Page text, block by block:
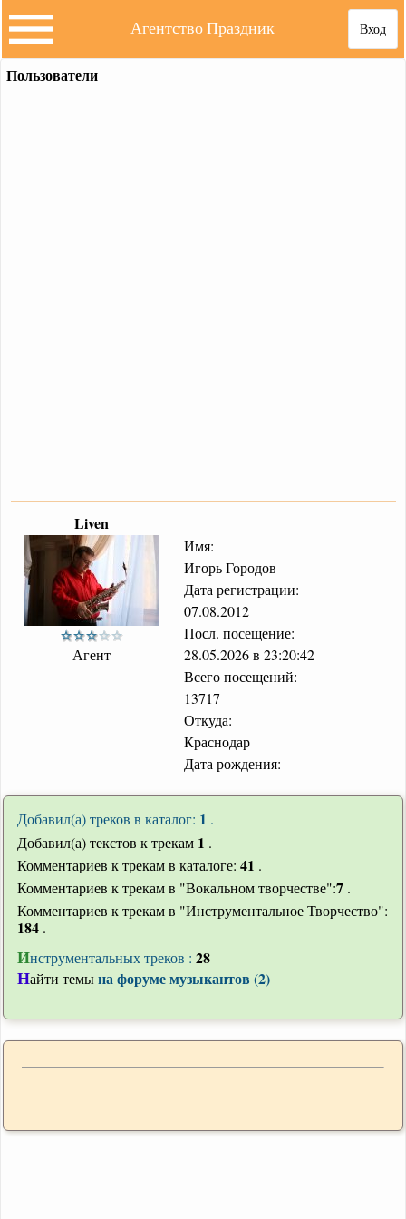
Вход
Агентство Праздник
Пользователи
Liven
Агент
Имя:
Игорь Городов
Дата регистрации:
07.08.2012
Посл. посещение:
28.05.2026 в 23:20:42
Всего посещений:
13717
Откуда:
Краснодар
Дата рождения:
Добавил(а) треков в каталог: 1 .
Добавил(а) текстов к трекам 1 .
Комментариев к трекам в каталоге: 41 .
Комментариев к трекам в "Вокальном творчестве":7 .
Комментариев к трекам в "Инструментальное Творчество":
184 .
Инструментальных треков : 28
Найти темына форуме музыкантов (2)